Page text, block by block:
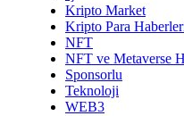
Kripto Market
Kripto Para
NFT
NFT ve Metaverse
Sponsorlu
Teknoloji
WEB3